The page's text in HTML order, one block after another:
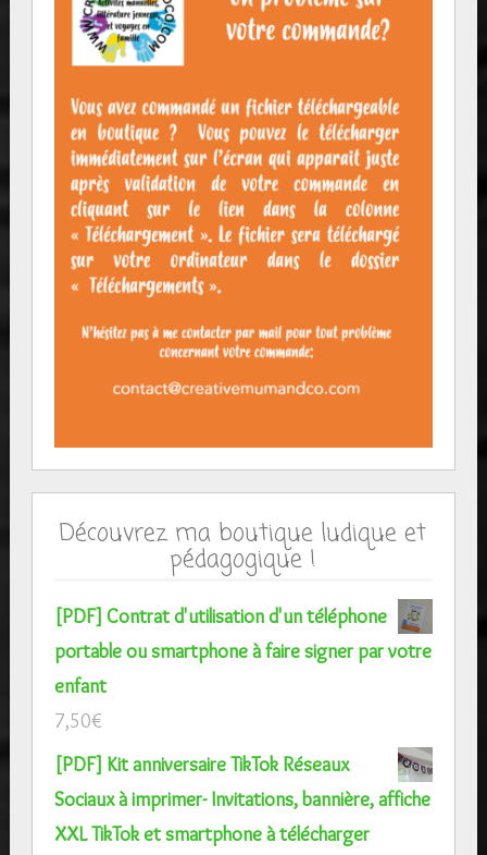
Découvrez ma boutique ludique et
pédagogique !
[PDF] Contrat d'utilisation d'un téléphone
portable ou smartphone à faire signer par votre
enfant
7,50€
[PDF] Kit anniversaire TikTok Réseaux
Sociaux à imprimer- Invitations, bannière, affiche
XXL TikTok et smartphone à télécharger